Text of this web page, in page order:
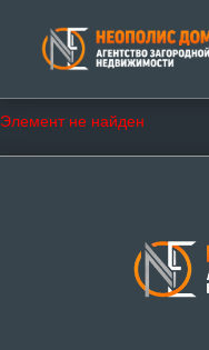
Элемент не найден